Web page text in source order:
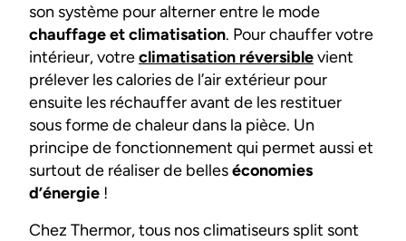
son système pour alterner entre le mode
chauffage et climatisation. Pour chauffer votre
intérieur, votreclimatisation réversiblevient
prélever les calories de l’air extérieur pour
ensuite les réchauffer avant de les restituer
sous forme de chaleur dans la pièce. Un
principe de fonctionnement qui permet aussi et
surtout de réaliser de belleséconomies
d’énergie !
Chez Thermor, tous nos climatiseurs split sont